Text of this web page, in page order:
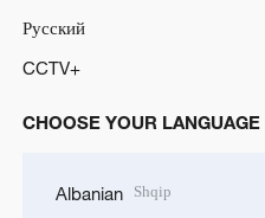
Русский
CCTV+
CHOOSE YOUR LANGUAGE
Albanian Shqip